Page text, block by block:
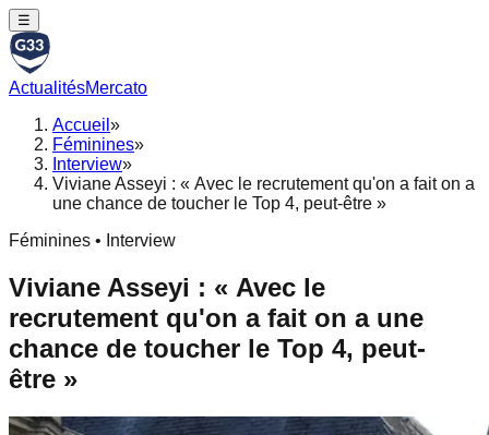
☰
ActualitésMercato
Accueil »
Féminines»
Interview»
Viviane Asseyi : « Avec le recrutement qu'on a fait on a
une chance de toucher le Top 4, peut-être »
Féminines • Interview
Viviane Asseyi : « Avec le
recrutement qu'on a fait on a une
chance de toucher le Top 4, peut-
être »